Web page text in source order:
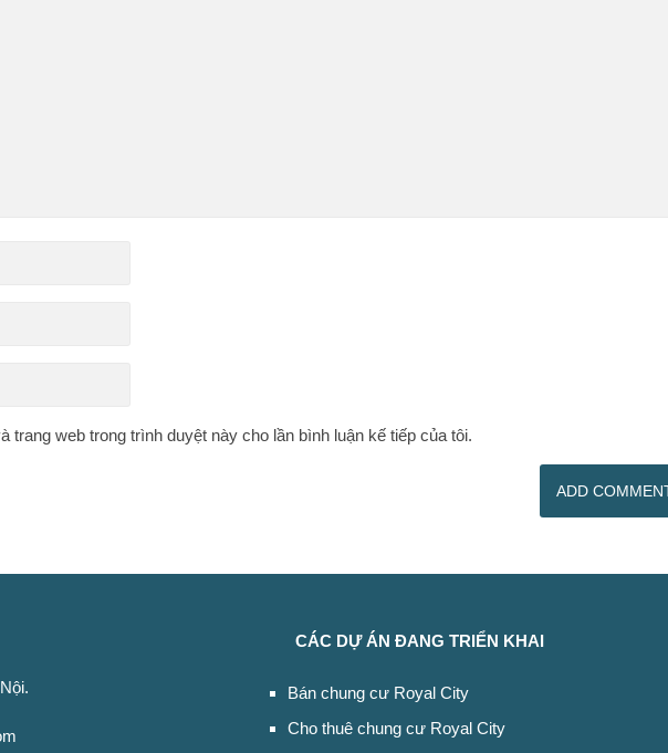
trang web trong trình duyệt này cho lần bình luận kế tiếp của tôi.
CÁC DỰ ÁN ĐANG TRIỂN KHAI
Bán chung cư Royal City
Cho thuê chung cư Royal City